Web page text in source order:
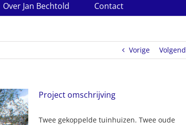
Over Jan Bechtold Contact
Vorige
Project omschrijving
Twee gekoppelde tuinhuizen. Twee oude